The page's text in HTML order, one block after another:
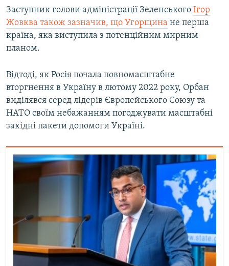
Заступник голови адміністрації Зеленського Ігор
Жовква також зазначив, що Угорщина не перша
країна, яка виступила з потенційним мирним
планом.
Відтоді, як Росія почала повномасштабне
вторгнення в Україну в лютому 2022 року, Орбан
виділявся серед лідерів Європейського Союзу та
НАТО своїм небажанням погоджувати масштабні
західні пакети допомоги Україні.